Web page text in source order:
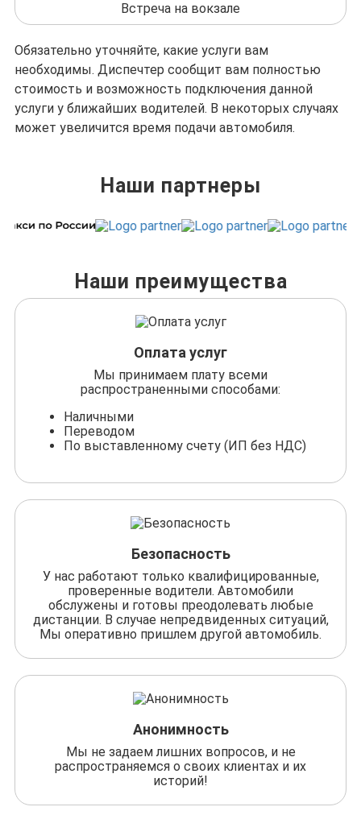
Встреча на вокзале
Обязательно уточняйте, какие услуги вам
необходимы. Диспечтер сообщит вам полностью
стоимость и возможность подключения данной
услуги у ближайших водителей. В некоторых случаях
может увеличится время подачи автомобиля.
Наши партнеры
Наши преимущества
Оплата услуг
Мы принимаем плату всеми
распространенными способами:
Наличными
Переводом
По выставленному счету (ИП без НДС)
Безопасность
У нас работают только квалифицированные,
проверенные водители. Автомобили
обслужены и готовы преодолевать любые
дистанции. В случае непредвиденных ситуаций,
Мы оперативно пришлем другой автомобиль.
Анонимность
Мы не задаем лишних вопросов, и не
распространяемся о своих клиентах и их
историй!